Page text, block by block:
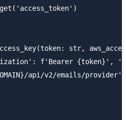
str,
f'Bearer {token}',
api/v2/emails/provider'